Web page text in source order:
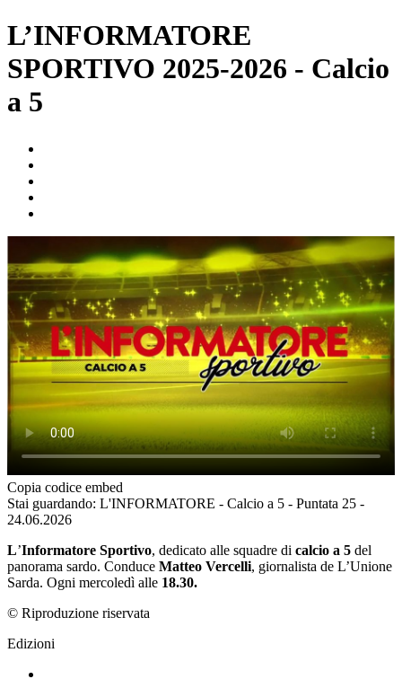
L’INFORMATORE
SPORTIVO 2025-2026 - Calcio
a 5
Copia codice embed
Stai guardando: L'INFORMATORE - Calcio a 5 - Puntata 25 -
24.06.2026
L’Informatore Sportivo, dedicato alle squadre di calcio a 5 del
panorama sardo. Conduce Matteo Vercelli, giornalista de L’Unione
Sarda. Ogni mercoledì alle 18.30.
© Riproduzione riservata
Edizioni